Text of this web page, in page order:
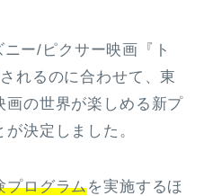
ー/ピクサー映画『ト
れるのに合わせて、東
画の世界が楽しめる新プ
決定しました。
プログラムを実施するほ